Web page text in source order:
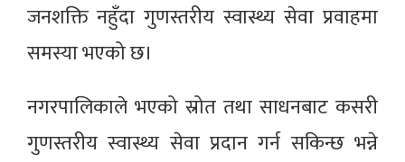
जनशक्ति नहुँदा गुणस्तरीय स्वास्थ्य सेवा प्रवाहमा
समस्या भएको छ।
नगरपालिकाले भएको स्रोत तथा साधनबाट कसरी
गुणस्तरीय स्वास्थ्य सेवा प्रदान गर्न सकिन्छ भन्ने